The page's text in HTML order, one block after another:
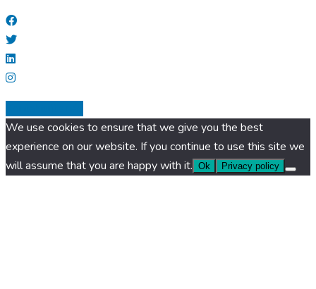
We use cookies to ensure that we give you the best
experience on our website. If you continue to use this site we
will assume that you are happy with it. Ok Privacy policy